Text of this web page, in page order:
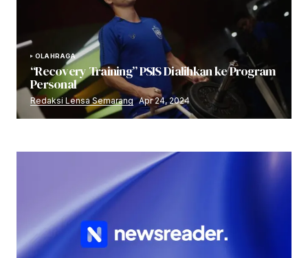
OLAHRAGA
“Recovery Training” PSIS Dialihkan ke Program
Personal
Redaksi Lensa Semarang Apr 24, 2024